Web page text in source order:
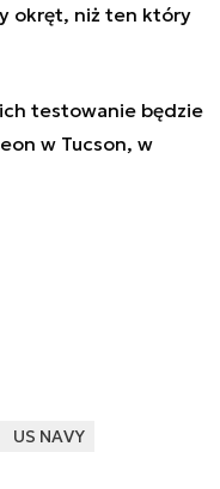
okręt, niż ten który
testowanie będzie
w Tucson, w
US NAVY